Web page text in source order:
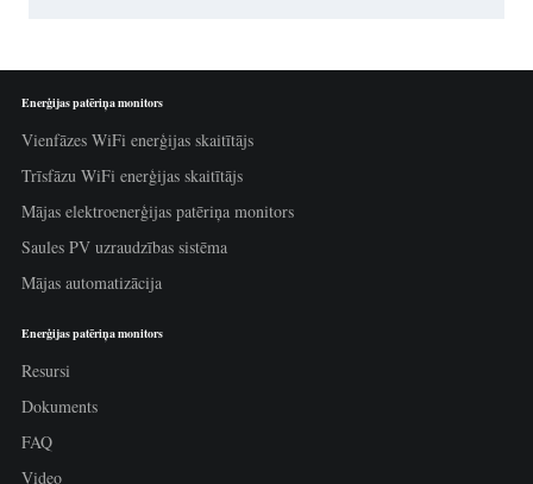
Enerģijas patēriņa monitors
Vienfāzes WiFi enerģijas skaitītājs
Trīsfāzu WiFi enerģijas skaitītājs
Mājas elektroenerģijas patēriņa monitors
Saules PV uzraudzības sistēma
Mājas automatizācija
Enerģijas patēriņa monitors
Resursi
Dokuments
FAQ
Video